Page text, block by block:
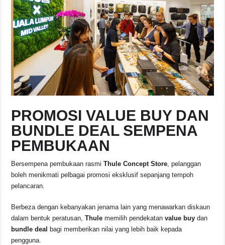
PROMOSI VALUE BUY DAN
BUNDLE DEAL SEMPENA
PEMBUKAAN
Bersempena pembukaan rasmiThule Concept Store, pelanggan
boleh menikmati pelbagai promosi eksklusif sepanjang tempoh
pelancaran.
Berbeza dengan kebanyakan jenama lain yang menawarkan diskaun
dalam bentuk peratusan,Thule memilih pendekatanvalue buy dan
bundle deal bagi memberikan nilai yang lebih baik kepada
pengguna.